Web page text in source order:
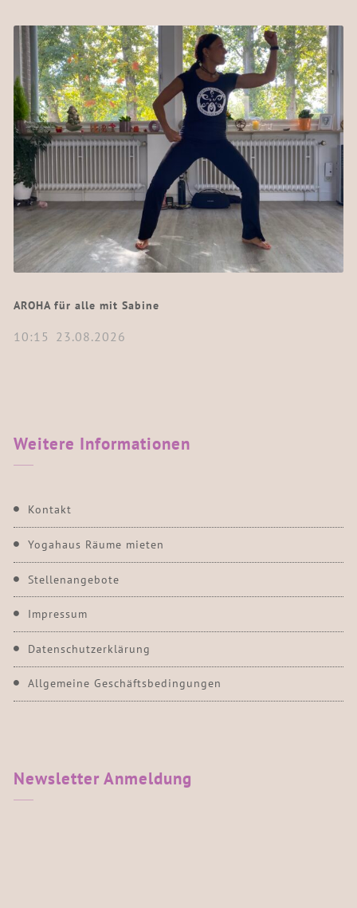
AROHA für alle mit Sabine
10:15 23.08.2026
Weitere Informationen
Kontakt
Yogahaus Räume mieten
Stellenangebote
Impressum
Datenschutzerklärung
Allgemeine Geschäftsbedingungen
NewsletterAnmeldung